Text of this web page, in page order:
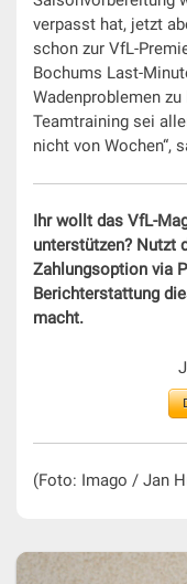
verpasst hat, jetzt
schon zur VfL-
Bochums Last-
Wadenproblemen
Teamtraining sei
nicht von Wochen“,
Ihr wollt das VfL-
unterstützen? Nutzt
Zahlungsoption via
Berichterstattung
macht.
(Foto: Imago / Jan